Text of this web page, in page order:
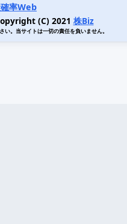
率Web
(C) 2021 株Biz
。当サイトは一切の責任を負いません。